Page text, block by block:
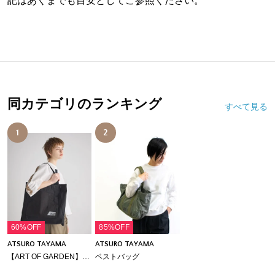
同カテゴリのランキング すべて見る
1
60%OFF
ATSURO TAYAMA
2
85%OFF
ATSURO TAYAMA
ベストバッグ